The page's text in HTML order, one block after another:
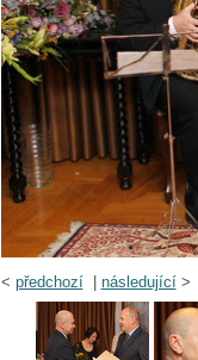
< předchozí| následující>